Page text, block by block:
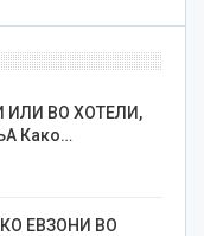
ИЛИ ВО ХОТЕЛИ,
Како…
ЕВЗОНИ ВО